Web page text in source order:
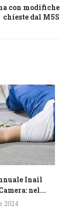
con modifiche
chieste dal M5S
Inail
nel...
2024